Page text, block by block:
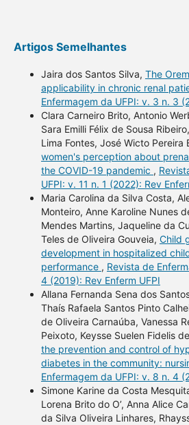
Artigos Semelhantes
Jaira dos Santos Silva, The
applicability in chronic renal
Enfermagem da UFPI: v. 3 n. 3
Clara Carneiro Brito, Antonio
Sara Emilli Félix de Sousa
Lima Fontes, José Wicto Pereira
women's perception about
the COVID-19 pandemic ,
UFPI: v. 11 n. 1 (2022): Rev
Maria Carolina da Silva Costa,
Monteiro, Anne Karoline Nunes
Mendes Martins, Jaqueline da
Teles de Oliveira Gouveia, Child
development in hospitalized
performance , Revista de
4 (2019): Rev Enferm UFPI
Allana Fernanda Sena dos
Thaís Rafaela Santos Pinto
de Oliveira Carnaúba, Vanessa
Peixoto, Keysse Suelen Fidelis
the prevention and control of
diabetes in the community:
Enfermagem da UFPI: v. 8 n. 4
Simone Karine da Costa
Lorena Brito do O’, Anna Alice
da Silva Oliveira Linhares,